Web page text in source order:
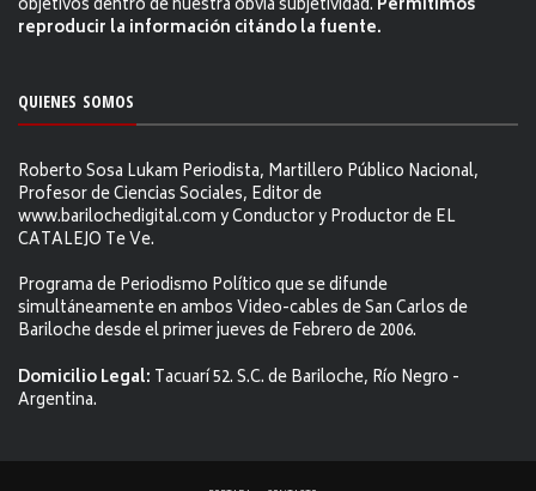
objetivos dentro de nuestra obvia subjetividad. Permitimos
reproducir la información citándo la fuente.
QUIENES SOMOS
Roberto Sosa Lukam Periodista, Martillero Público Nacional,
Profesor de Ciencias Sociales, Editor de
www.barilochedigital.com y Conductor y Productor de EL
CATALEJO Te Ve.
Programa de Periodismo Político que se difunde
simultáneamente en ambos Video-cables de San Carlos de
Bariloche desde el primer jueves de Febrero de 2006.
Domicilio Legal: Tacuarí 52. S.C. de Bariloche, Río Negro -
Argentina.